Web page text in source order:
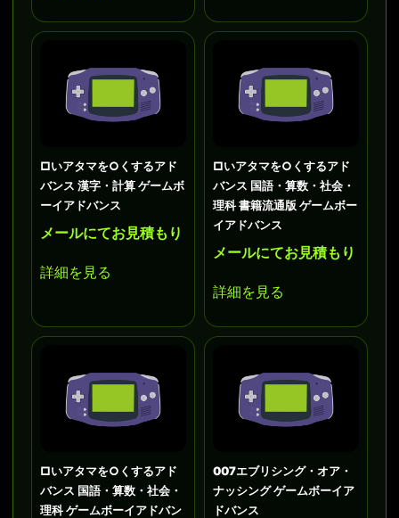
□いアタマを○くするアド
バンス 漢字・計算 ゲームボ
ーイアドバンス
メールにてお見積もり
詳細を見る
□いアタマを○くするアド
バンス 国語・算数・社会・
理科 書籍流通版 ゲームボー
イアドバンス
メールにてお見積もり
詳細を見る
□いアタマを○くするアド
バンス 国語・算数・社会・
理科 ゲームボーイアドバン
007エブリシング・オア・
ナッシング ゲームボーイア
ドバンス